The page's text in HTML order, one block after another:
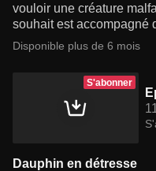
vouloir une créature
souhait est accompagné
Disponible plus de 6 mois
S'abonner
Dauphin en détresse